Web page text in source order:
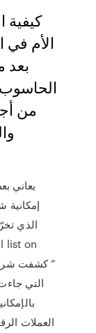
كيفية
الأم في
بعد
الحاسوب
من
يعاني
إمكانية
الذي
العملات